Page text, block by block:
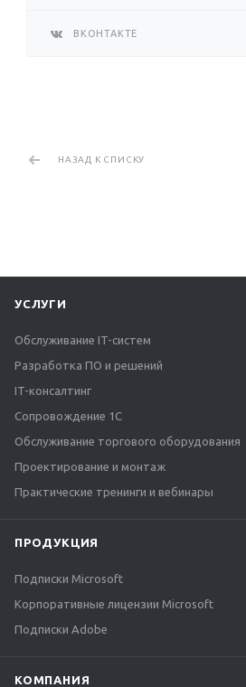
ВКОНТАКТЕ
НАЗАД К СПИСКУ
УСЛУГИ
Обслуживание IT-систем
Разработка ПО и решений
IT-консалтинг
Сопровождение 1С
Обслуживание торгового оборудования
Проектирование и монтаж
Практические тренинги и вебинары
ПРОДУКЦИЯ
Подписки Microsoft
Корпоративные лицензии Microsoft
Подписки Adobe
КОМПАНИЯ